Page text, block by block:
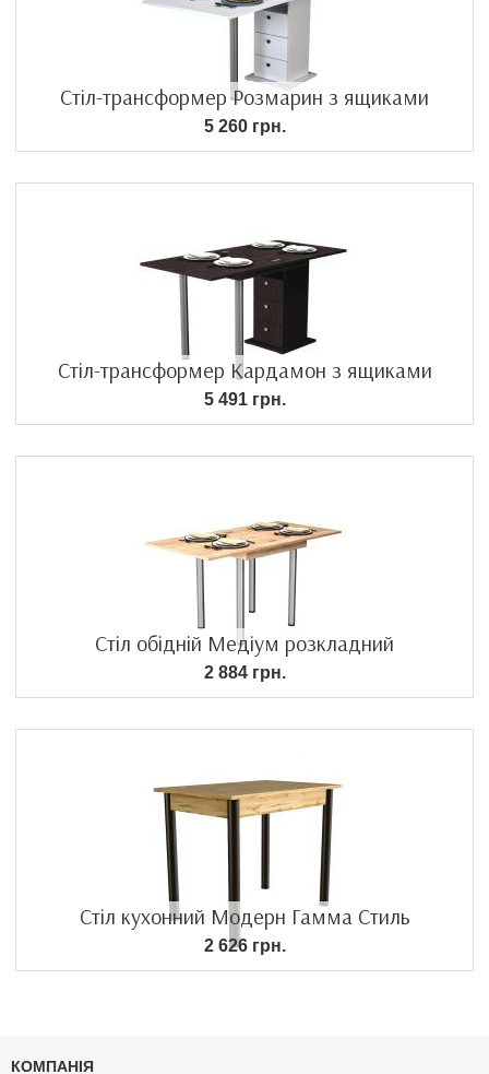
Стіл-трансформер Розмарин з ящиками
5 260 грн.
Стіл-трансформер Кардамон з ящиками
5 491 грн.
Стіл обідній Медіум розкладний
2 884 грн.
Стіл кухонний Модерн Гамма Стиль
2 626 грн.
КОМПАНІЯ